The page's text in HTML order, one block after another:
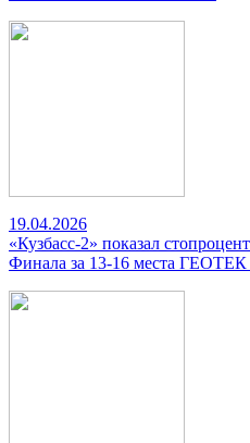
19.04.2026
«Кузбасс-2» показал
Финала за 13-16 места